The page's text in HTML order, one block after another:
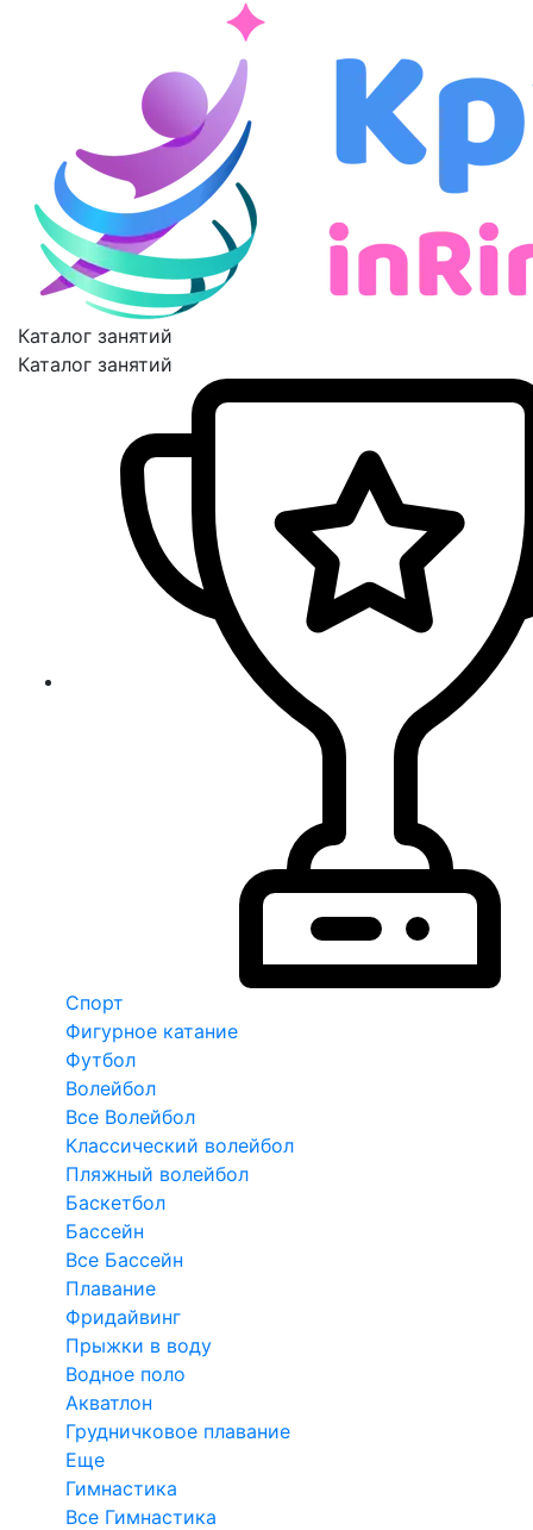
Каталог занятий
Каталог занятий
Спорт
Фигурное катание
Футбол
Волейбол
Все Волейбол
Классический волейбол
Пляжный волейбол
Баскетбол
Бассейн
Все Бассейн
Плавание
Фридайвинг
Прыжки в воду
Водное поло
Акватлон
Грудничковое плавание
Еще
Гимнастика
Все Гимнастика